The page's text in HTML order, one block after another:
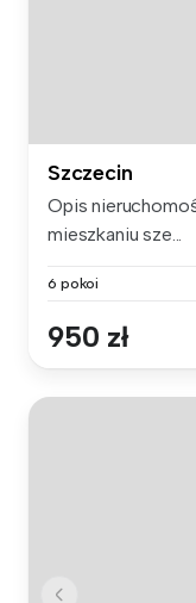
Szczecin
Opis
mieszkaniu sze...
6 pokoi
950 zł